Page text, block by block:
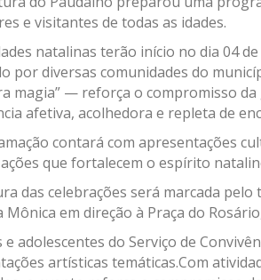
e visitantes de todas as idades.
natalinas terão início no dia 04
por diversas comunidades do
magia” — reforça o compromisso
afetiva, acolhedora e repleta de
contará com apresentações
que fortalecem o espírito
das celebrações será marcada
Mônica em direção à Praça do
e adolescentes do Serviço de
artísticas temáticas.Com